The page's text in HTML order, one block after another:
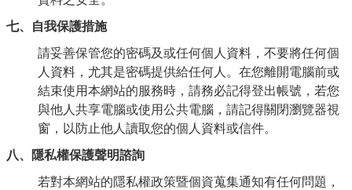
七、自我保護措施
請妥善保管您的密碼及或任何個人資料，不要將任何個
人資料，尤其是密碼提供給任何人。在您離開電腦前或
結束使用本網站的服務時，請務必記得登出帳號，若您
與他人共享電腦或使用公共電腦，請記得關閉瀏覽器視
窗，以防止他人讀取您的個人資料或信件。
八、隱私權保護聲明諮詢
若對本網站的隱私權政策暨個資蒐集通知有任何問題，